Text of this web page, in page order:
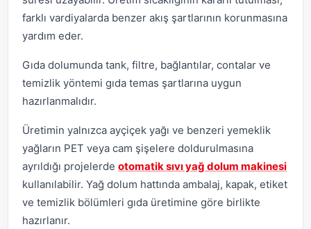
farklı vardiyalarda benzer akış şartlarının korunmasına
yardım eder.
Gıda dolumunda tank, filtre, bağlantılar, contalar ve
temizlik yöntemi gıda temas şartlarına uygun
hazırlanmalıdır.
Üretimin yalnızca ayçiçek yağı ve benzeri yemeklik
yağların PET veya cam şişelere doldurulmasına
ayrıldığı projelerde otomatik sıvı yağ dolum makinesi
kullanılabilir. Yağ dolum hattında ambalaj, kapak, etiket
ve temizlik bölümleri gıda üretimine göre birlikte
hazırlanır.